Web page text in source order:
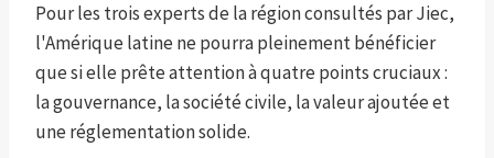
Pour les trois experts de la région consultés par Jiec,
l'Amérique latine ne pourra pleinement bénéficier
que si elle prête attention à quatre points cruciaux :
la gouvernance, la société civile, la valeur ajoutée et
une réglementation solide.